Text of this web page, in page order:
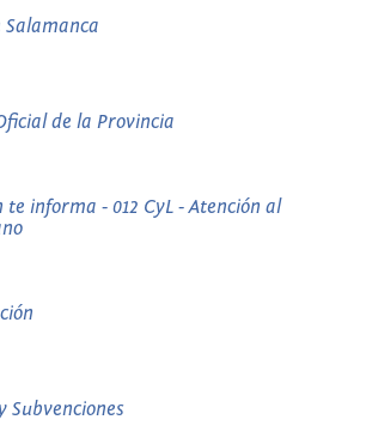
Salamanca
de la Provincia
te informa - 012 CyL - Atención al
Subvenciones